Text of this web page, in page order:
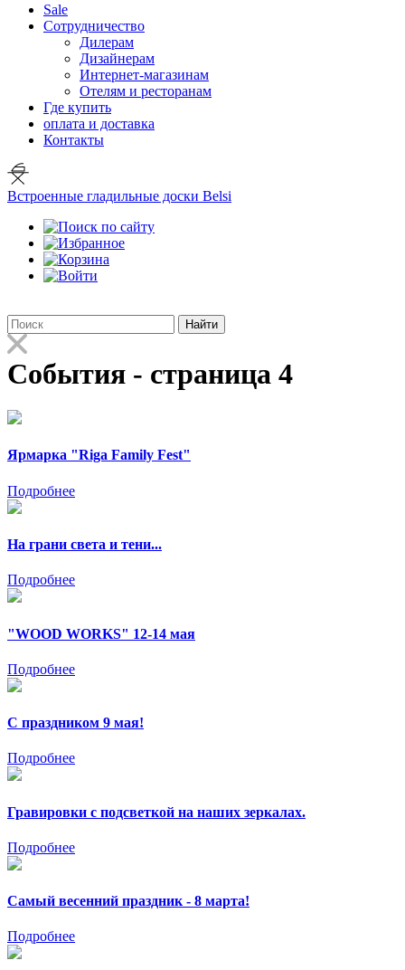
Sale
Сотрудничество
Дилерам
Дизайнерам
Интернет-магазинам
Отелям и ресторанам
Где купить
оплата и доставка
Контакты
Встроенные гладильные доски Belsi
Найти
События - страница 4
Ярмарка "Riga Family Fest"
Подробнее
На грани света и тени...
Подробнее
"WOOD WORKS" 12-14 мая
Подробнее
С праздником 9 мая!
Подробнее
Гравировки с подсветкой на наших зеркалах.
Подробнее
Самый весенний праздник - 8 марта!
Подробнее